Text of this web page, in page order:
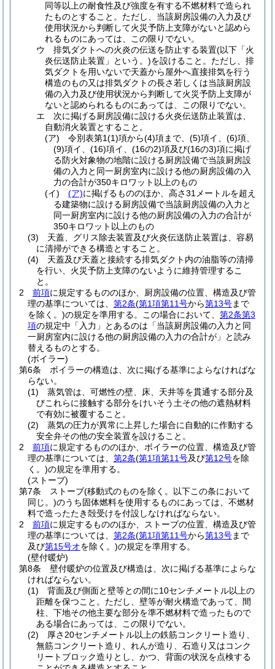
同等以上の耐食性及び強度を有する不燃材料で造られ
たものとすること。 ただし、当該厨房設備の入力及び
使用状況から判断して火災予防上支障がないと認めら
れるものにあっては、この限りでない。
ウ
排気ダクトへの火炎の伝送を防止する装置(以下「火
炎伝送防止装置」という。)を設けること。 ただし、排
気ダクトを用いないで天蓋から屋外へ直接排気を行う
構造のもの又は排気ダクトの長さ若しくは当該厨房設
備の入力及び使用状況から判断して火災予防上支障が
ないと認められるものにあっては、この限りでない。
エ
次に掲げる厨房設備に設ける火炎伝送防止装置は、
自動消火装置とすること。
(ア)
令別表第1(1)項から(4)項まで、(5)項イ、(6)項、
(9)項イ、(16)項イ、(16の2)項及び(16の3)項に掲げ
る防火対象物の地階に設ける厨房設備で当該厨房設
備の入力と同一厨房室内に設ける他の厨房設備の入
力の合計が350キロワット以上のもの
(イ)
(ア)に掲げるもののほか、高さ31メートルを超え
る建築物に設ける厨房設備で当該厨房設備の入力と
同一厨房室内に設ける他の厨房設備の入力の合計が
350キロワット以上のもの
(3)
天蓋、グリス除去装置及び火炎伝送防止装置は、容易
に清掃ができる構造とすること。
(4)
天蓋及び天蓋と接続する排気ダクト内の油脂等の清掃
を行い、火災予防上支障のないように維持管理するこ
と。
2
前項に規定するもののほか、厨房設備の位置、構造及び管
理の基準については、 第2条(第1項第11号から第13号まで
を除く。)の規定を準用する。 この場合において、 第2条第3
項の規定中「入力」とあるのは「当該厨房設備の入力と同
一厨房室内に設ける他の厨房設備の入力の合計が」と読み
替えるものとする。
(ボイラー)
第6条
ボイラーの構造は、次に掲げる基準によらなければな
らない。
(1)
蒸気管は、可燃性の壁、床、天井等を貫通する部分及
びこれらに接触する部分をけいそう土その他の遮熱材料
で有効に被覆すること。
(2)
蒸気の圧力が異常に上昇した場合に自動的に作動する
安全弁その他の安全装置を設けること。
2
前項に規定するもののほか、ボイラーの位置、構造及び管
理の基準については、 第2条(第1項第11号及び第12号を除
く。)の規定を準用する。
(ストーブ)
第7条
ストーブ(移動式のものを除く。以下この条において
同じ。)のうち固体燃料を使用するものにあっては、不燃材
料で造ったたき殻受けを付設しなければならない。
2
前項に規定するもののほか、ストーブの位置、構造及び管
理の基準については、 第2条(第1項第11号から第13号まで
及び第15号オを除く。)の規定を準用する。
(壁付暖炉)
第8条
壁付暖炉の位置及び構造は、次に掲げる基準によらな
ければならない。
(1)
背面及び側面と壁等との間に10センチメートル以上の
距離を保つこと。 ただし、壁等が耐火構造であって、間
柱、下地その他主要な部分を準不燃材料で造ったもので
ある場合にあっては、この限りでない。
(2)
厚さ20センチメートル以上の鉄筋コンクリート造り、
無筋コンクリート造り、れんが造り、石造り又はコンク
リートブロック造りとし、かつ、背面の状況を点検する